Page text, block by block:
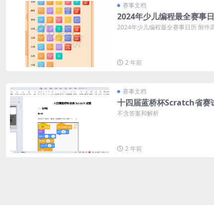
赛事文档
2024年少儿编程最全赛事
2024年少儿编程最全赛事日历 附件
2 年前
赛事文档
十四届蓝桥杯Scratch省赛
不含答案和解析
2 年前